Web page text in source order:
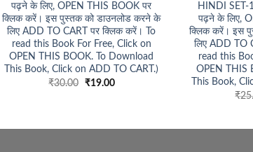
पढ़ने के लिए, OPEN THIS BOOK पर
क्लिक करें। इस पुस्तक को डाउनलोड करने के
लिए ADD TO CART पर क्लिक करें। To
read this Book For Free, Click on
OPEN THIS BOOK. To Download
This Book, Click on ADD TO CART.)
₹30.00 Original
₹19.00Current
HINDI SET-
पढ़ने के लिए,
क्लिक करें। इस
लिए ADD TO
read this
OPEN THIS
This Book,
₹